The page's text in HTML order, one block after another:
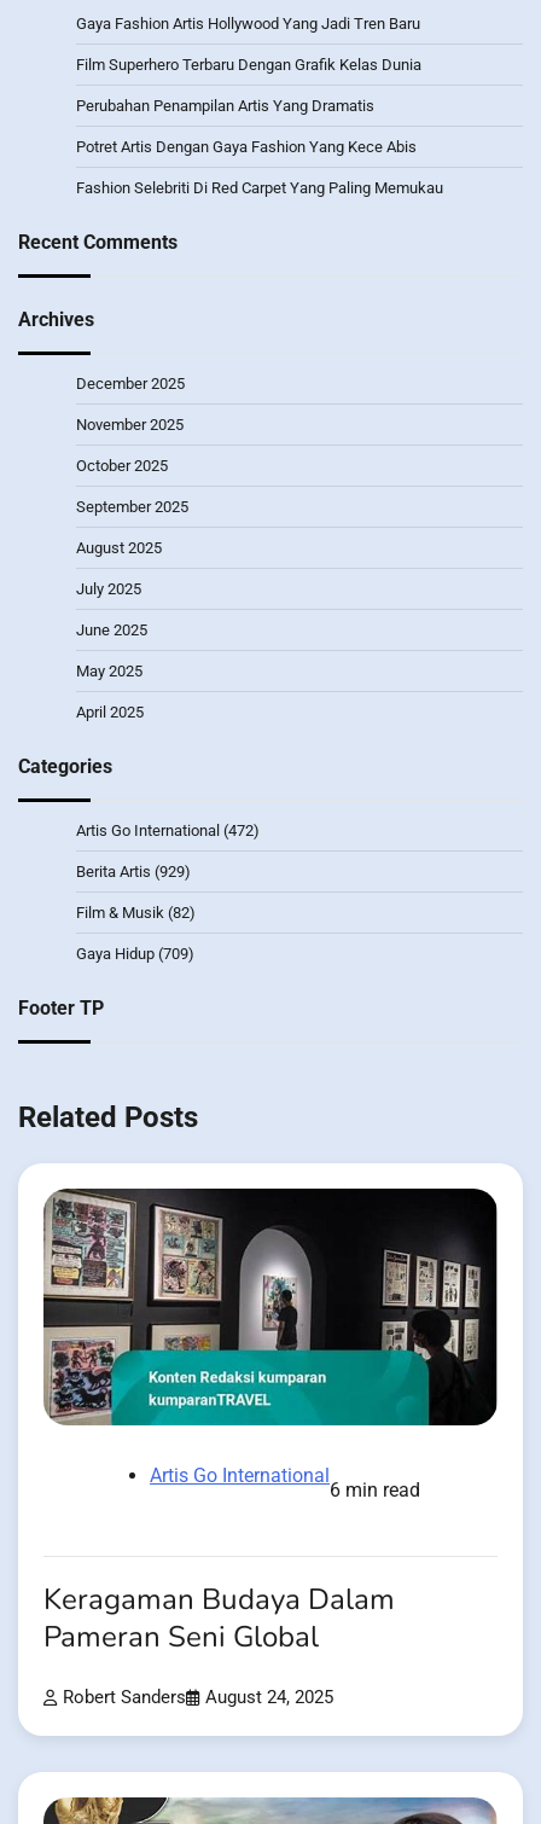
Gaya Fashion Artis Hollywood Yang Jadi Tren Baru
Film Superhero Terbaru Dengan Grafik Kelas Dunia
Perubahan Penampilan Artis Yang Dramatis
Potret Artis Dengan Gaya Fashion Yang Kece Abis
Fashion Selebriti Di Red Carpet Yang Paling Memukau
Recent Comments
Archives
December 2025
November 2025
October 2025
September 2025
August 2025
July 2025
June 2025
May 2025
April 2025
Categories
Artis Go International (472)
Berita Artis (929)
Film & Musik (82)
Gaya Hidup (709)
Footer TP
Related Posts
Artis Go International
6 min read
Keragaman Budaya Dalam
Pameran Seni Global
Robert Sanders August 24, 2025